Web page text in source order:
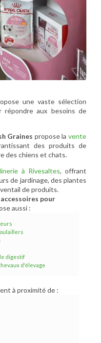
une vaste sélection
répondre aux besoins de
Graines propose lavente
des produits de
des chiens et chats.
à Rivesaltes, offrant
de jardinage, des plantes
de produits.
pour
aussi :
digestif
d'élevage
à proximité de :